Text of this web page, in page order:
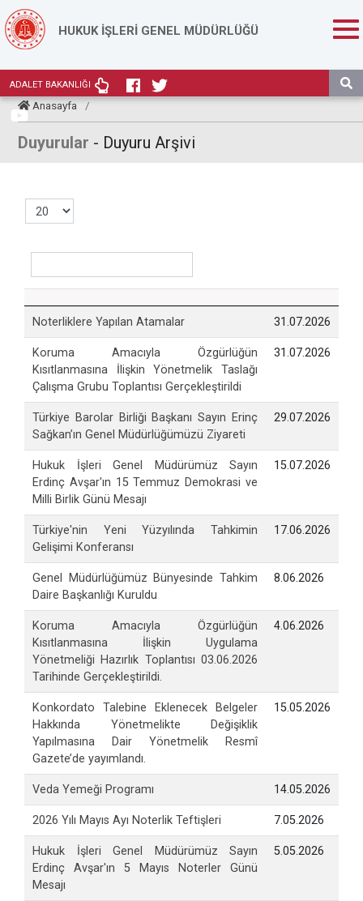
HUKUK İŞLERİ GENEL MÜDÜRLÜĞÜ
ADALET BAKANLIĞI
Anasayfa /
Duyurular - Duyuru Arşivi
Noterliklere Yapılan Atamalar 31.07.2026
Koruma Amacıyla Özgürlüğün
Kısıtlanmasına İlişkin Yönetmelik Taslağı
Çalışma Grubu Toplantısı Gerçekleştirildi
31.07.2026
Türkiye Barolar Birliği Başkanı Sayın Erinç
Sağkan’ın Genel Müdürlüğümüzü Ziyareti
29.07.2026
Hukuk İşleri Genel Müdürümüz Sayın
Erdinç Avşar'ın 15 Temmuz Demokrasi ve
Milli Birlik Günü Mesajı
15.07.2026
Türkiye'nin Yeni Yüzyılında Tahkimin
Gelişimi Konferansı
17.06.2026
Genel Müdürlüğümüz Bünyesinde Tahkim
Daire Başkanlığı Kuruldu
8.06.2026
Koruma Amacıyla Özgürlüğün
Kısıtlanmasına İlişkin Uygulama
Yönetmeliği Hazırlık Toplantısı 03.06.2026
Tarihinde Gerçekleştirildi.
4.06.2026
Konkordato Talebine Eklenecek Belgeler
Hakkında Yönetmelikte Değişiklik
Yapılmasına Dair Yönetmelik Resmî
Gazete’de yayımlandı.
15.05.2026
Veda Yemeği Programı 14.05.2026
2026 Yılı Mayıs Ayı Noterlik Teftişleri 7.05.2026
Hukuk İşleri Genel Müdürümüz Sayın
Erdinç Avşar'ın 5 Mayıs Noterler Günü
Mesajı
5.05.2026